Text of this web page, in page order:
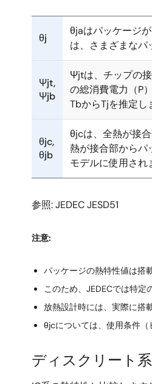
θj
θjaはパッケージ
は、さまざまなパ
Ψjt,
Ψjb
Ψjtは、チップの
の総消費電力（P
TbからTjを推定し
θjc,
θjb
θjcは、全熱が接
熱が接合部からパ
モデルに使用され
参照: JEDEC JESD51
注意:
パッケージの熱特性値は搭
このため、JEDECでは特定
放熱設計時には、実際に搭
θjcについては、使用条件（
ディスクリート